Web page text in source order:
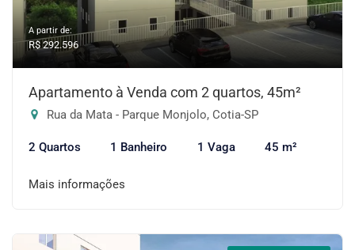
A partir de:
R$ 292.596
Apartamento à Venda com 2 quartos, 45m²
Rua da Mata - Parque Monjolo, Cotia-SP
2 Quartos 1 Banheiro 1 Vaga 45 m²
Mais informações